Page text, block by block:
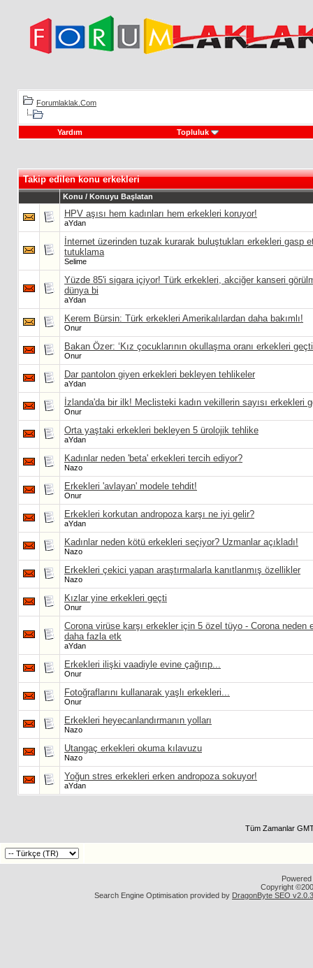
Forumlaklak.Com
Yardım Topluluk
Takip edilen konu erkekleri
Konu / Konuyu Başlatan
HPV aşısı hem kadınları hem erkekleri koruyor!
aYdan
İnternet üzerinden tuzak kurarak buluştukları erkekleri gasp
tutuklama
Selime
Yüzde 85'i sigara içiyor! Türk erkekleri, akciğer kanseri
dünya bi
aYdan
Kerem Bürsin: Türk erkekleri Amerikalılardan daha bakımlı!
Onur
Bakan Özer: ‘Kız çocuklarının okullaşma oranı erkekleri
Onur
Dar pantolon giyen erkekleri bekleyen tehlikeler
aYdan
İzlanda'da bir ilk! Meclisteki kadın vekillerin sayısı erkekleri
Onur
Orta yaştaki erkekleri bekleyen 5 ürolojik tehlike
aYdan
Kadınlar neden 'beta' erkekleri tercih ediyor?
Nazo
Erkekleri 'avlayan' modele tehdit!
Onur
Erkekleri korkutan andropoza karşı ne iyi gelir?
aYdan
Kadınlar neden kötü erkekleri seçiyor? Uzmanlar açıkladı!
Nazo
Erkekleri çekici yapan araştırmalarla kanıtlanmış özellikler
Nazo
Kızlar yine erkekleri geçti
Onur
Corona virüse karşı erkekler için 5 özel tüyo - Corona neden
daha fazla etk
aYdan
Erkekleri ilişki vaadiyle evine çağırıp...
Onur
Fotoğraflarını kullanarak yaşlı erkekleri...
Onur
Erkekleri heyecanlandırmanın yolları
Nazo
Utangaç erkekleri okuma kılavuzu
Nazo
Yoğun stres erkekleri erken andropoza sokuyor!
aYdan
Tüm Zamanlar
Copyright
Search Engine Optimisation provided by DragonByte SEO